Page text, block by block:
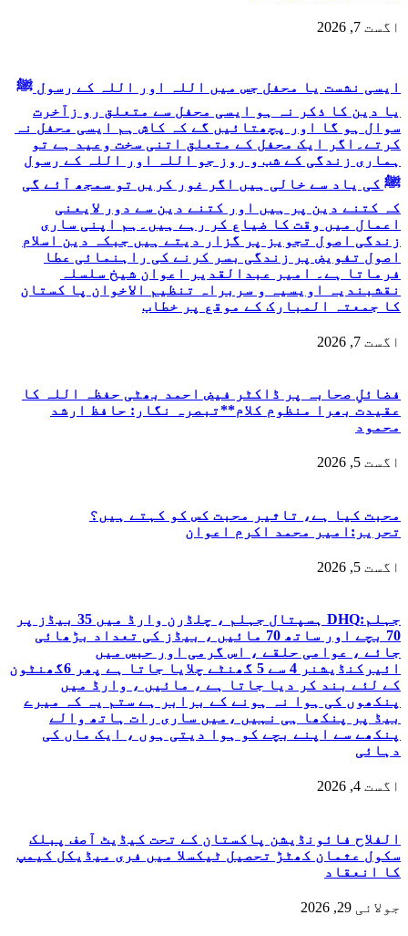
اگست 7, 2026
ایسی نشست یا محفل جس میں اللہ اور اللہ کے رسول ﷺ
یا دین کا ذکر نہ ہو ایسی محفل سے متعلق رو زآخرت
سوال ہو گا اور پچھتائیں گے کہ کاش ہم ایسی محفل نہ
کرتے۔اگر ایک محفل کے متعلق اتنی سخت وعید ہے تو
ہماری زندگی کے شب و روز جو اللہ اور اللہ کے رسول
ﷺ کی یاد سے خالی ہیں اگر غور کریں تو سمجھ آئے گی
کہ کتنے دین پر ہیں اور کتنے دین سے دور لایعنی
اعمال میں وقت کا ضیاع کر رہے ہیں۔ہم اپنی ساری
زندگی اصول تجویز پر گزار دیتے ہیں جبکہ دین اسلام
اصول تفویض پر زندگی بسر کرنے کی راہنمائی عطا
فرماتا ہے۔ امیر عبدالقدیر اعوان شیخ سلسلہ
نقشبندیہ اویسیہ و سربراہ تنظیم الاخوان پا کستان
کا جمعتہ المبارک کے موقع پر خطاب
اگست 7, 2026
فضائلِ صحابہ پر ڈاکٹر فیض احمد بھٹی حفظہ اللہ کا
عقیدت بھرا منظوم کلام**تبصرہ نگار: حافظ ارشد
محمود
اگست 5, 2026
محبت کیا ہے، تاثیر محبت کس کو کہتے ہیں؟
تحریر:امیر محمد اکرم اعوان
اگست 5, 2026
جہلم:DHQ ہسپتال جہلم ، چلڈرن وارڈ میں 35 بیڈز پر
70 بچے اور ساتھ 70 مائیں ، بیڈز کی تعداد بڑھائی
جائے ، عوامی حلقے ، اس گرمی اور حبس میں
ائیرکنڈیشنر 4 سے 5 گھنٹے چلایا جاتا ہے پھر 6گھنٹون
کے لئے بند کر دیا جاتا ہے ، مائیں ، وارڈ میں
پنکھوں کی ہوا نہ ہونے کے برابر ہے ستم یہ کہ میرے
بیڈ پر پنکھا ہی نہیں ،میں ساری رات ہاتھ والے
پنکھے سے اپنے بچے کو ہوا دیتی ہوں ، ایک ماں کی
دہائی
اگست 4, 2026
الفلاح فائونڈیشن پاکستان کے تحت کیڈیٹ آصف پبلک
سکول عثمان کھٹڑ تحصیل ٹیکسلا میں فری میڈیکل کیمپ
کا انعقاد
جولائی 29, 2026